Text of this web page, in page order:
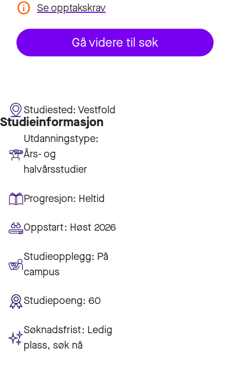
Se opptakskrav
Gå videre til søk
Studieinformasjon
Studiested:Vestfold
Utdanningstype:
Års- og
halvårsstudier
Progresjon: Heltid
Oppstart: Høst 2026
Studieopplegg: På
campus
Studiepoeng: 60
Søknadsfrist: Ledig
plass, søk nå